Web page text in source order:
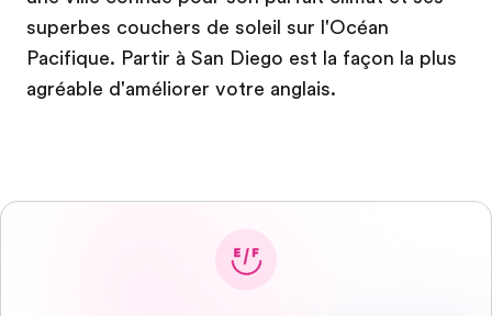
superbes couchers de soleil sur l'Océan
Pacifique. Partir à San Diego est la façon la plus
agréable d'améliorer votre anglais.